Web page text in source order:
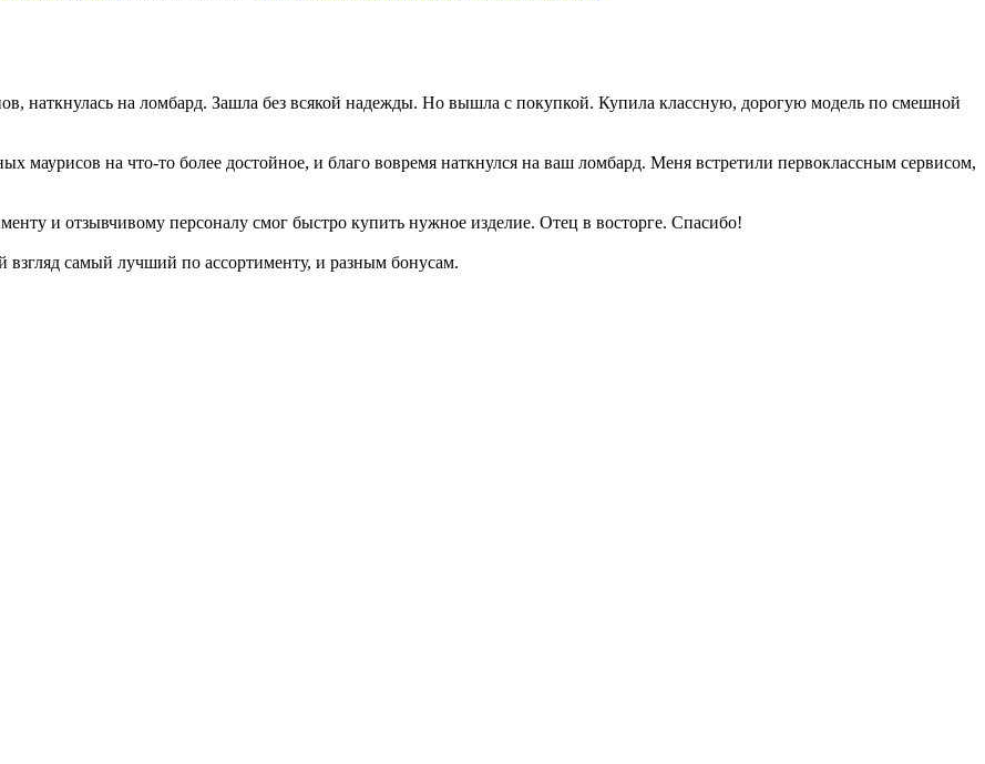
наткнулась на ломбард. Зашла без всякой надежды. Но вышла с покупкой. Купила классную, дорогую модель по смешной
маурисов на что-то более достойное, и благо вовремя наткнулся на ваш ломбард. Меня встретили первоклассным сервисом,
и отзывчивому персоналу смог быстро купить нужное изделие. Отец в восторге. Спасибо!
самый лучший по ассортименту, и разным бонусам.